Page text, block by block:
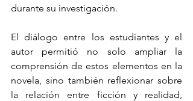
durante su investigación.
El diálogo entre los estudiantes y el
autor permitió no solo ampliar la
comprensión de estos elementos en la
novela, sino también reflexionar sobre
la relación entre ficción y realidad,